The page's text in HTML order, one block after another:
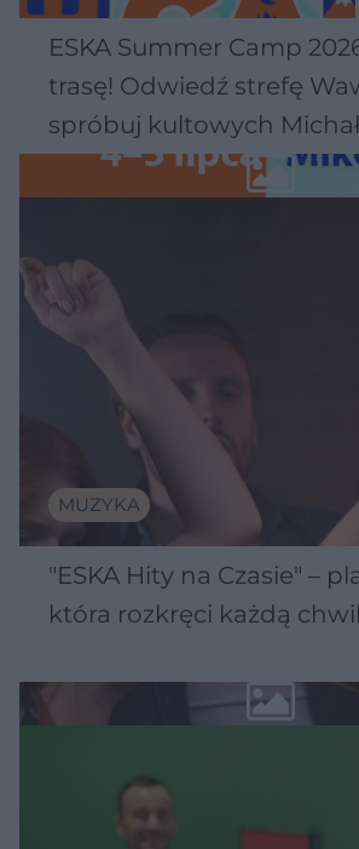
ESKA Summer Camp
trasę! Odwiedź strefę
spróbuj kultowych
Wawelu
MUZYKA
"ESKA Hity na Czasie" –
która rozkręci każdą